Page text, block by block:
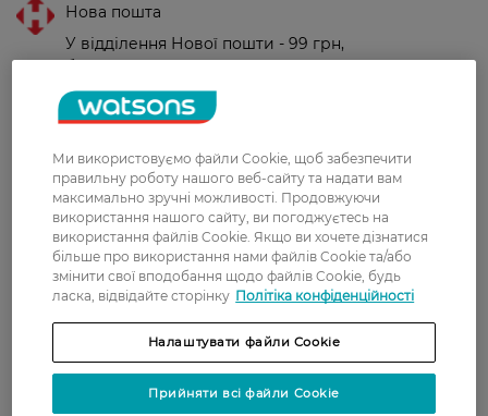
Нова пошта
У відділення Нової пошти - 99 грн,
безкоштовно від 699 грн
Укрпошта
доставка від - 599 грн
Забрати сьогодні в магазині Watsons
Вартість доставки - 0 грн
Показати більше
Оплата
Оплата карткою
Післяоплата
Ми використовуємо файли Cookie, щоб забезпечити
правильну роботу нашого веб-сайту та надати вам
максимально зручні можливості. Продовжуючи
використання нашого сайту, ви погоджуєтесь на
використання файлів Cookie. Якщо ви хочете дізнатися
більше про використання нами файлів Cookie та/або
змінити свої вподобання щодо файлів Cookie, будь
ласка, відвідайте сторінку Політіка конфіденційності
Налаштувати файли Cookie
Прийняти всі файли Cookie